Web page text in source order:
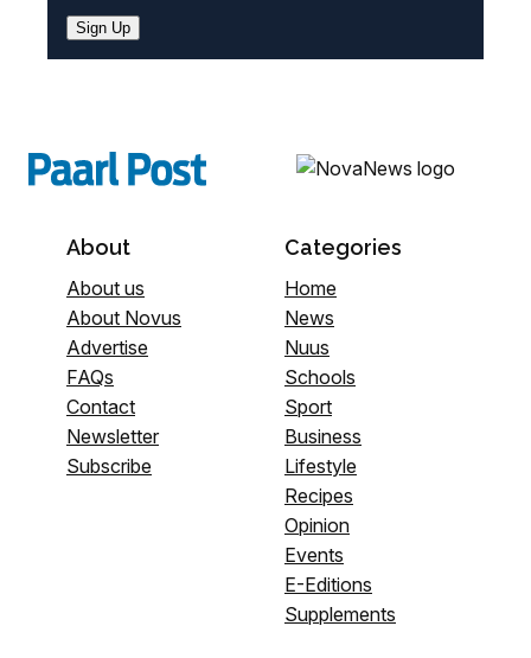
Sign Up
About
About us
About Novus
Advertise
FAQs
Contact
Newsletter
Subscribe
Categories
Home
News
Nuus
Schools
Sport
Business
Lifestyle
Recipes
Opinion
Events
E-Editions
Supplements